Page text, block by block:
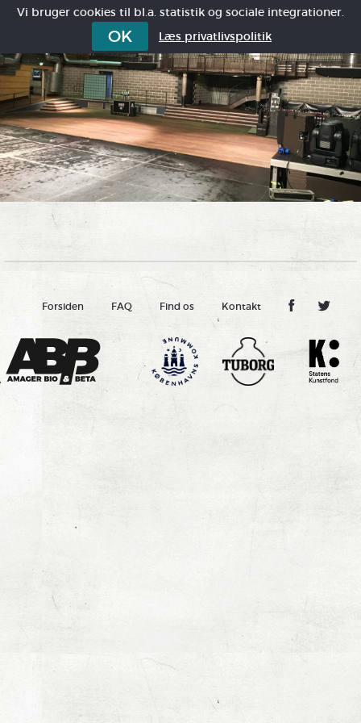
Vi bruger cookies til bl.a. statistik og sociale integrationer.
OK Læs privatlivspolitik
Forsiden FAQ Find os Kontakt